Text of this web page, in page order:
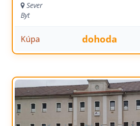
Sever
Byt
Kúpa dohoda